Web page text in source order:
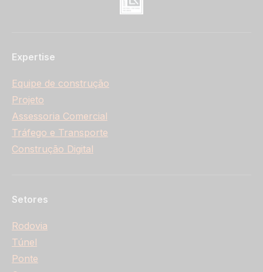
Expertise
Equipe de construção
Projeto
Assessoria Comercial
Tráfego e Transporte
Construção Digital
Setores
Rodovia
Túnel
Ponte